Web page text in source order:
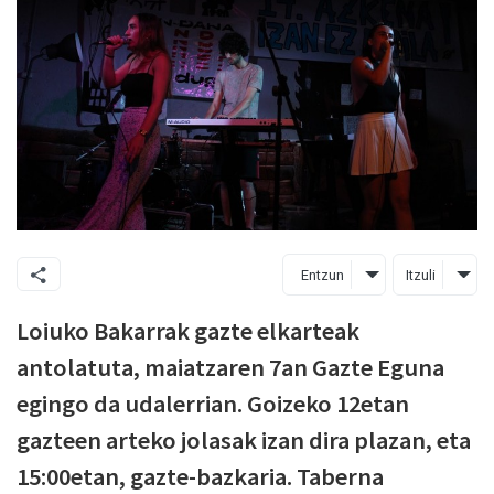
Entzun Itzuli
Loiuko Bakarrak gazte elkarteak
antolatuta, maiatzaren 7an Gazte Eguna
egingo da udalerrian. Goizeko 12etan
gazteen arteko jolasak izan dira plazan, eta
15:00etan, gazte-bazkaria. Taberna